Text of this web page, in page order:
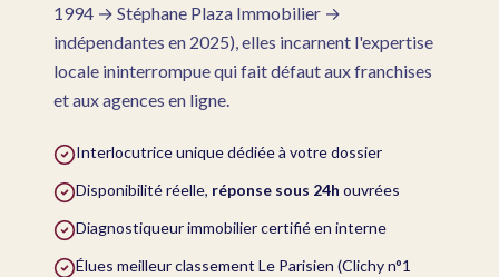
1994 → Stéphane Plaza Immobilier →
indépendantes en 2025), elles incarnent l'expertise
locale ininterrompue qui fait défaut aux franchises
et aux agences en ligne.
Interlocutrice unique dédiée à votre dossier
Disponibilité réelle, réponse sous 24h ouvrées
Diagnostiqueur immobilier certifié en interne
Élues meilleur classement Le Parisien (Clichy n°1